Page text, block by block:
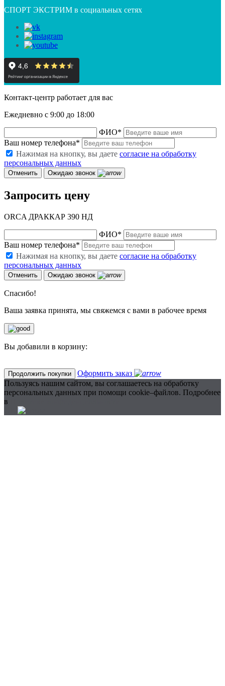
СПОРТ ЭКСТРИМ в социальных сетях
Контакт-центр работает для вас
Ежедневно с 9:00 до 18:00
ФИО*
Ваш номер телефона*
Нажимая на кнопку, вы даете согласие на обработку
персональных данных
Отменить Ожидаю звонок
Запросить цену
ORCA ДРАККАР 390 НД
ФИО*
Ваш номер телефона*
Нажимая на кнопку, вы даете согласие на обработку
персональных данных
Отменить Ожидаю звонок
Спасибо!
Ваша заявка принята, мы свяжемся с вами в рабочее время
Вы добавили в корзину:
Продолжить покупки
Оформить заказ
Пользуясь нашим сайтом, вы соглашаетесь на обработку
персональных данных при помощи cookie–файлов. Подробнее
в